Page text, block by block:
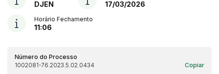
DJEN 17/03/2026
Horário Fechamento
11:06
Número do Processo
1002081-76.2023.5.02.0434
Copiar